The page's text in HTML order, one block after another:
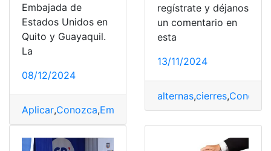
Embajada de
Estados Unidos en
Quito y Guayaquil.
La
08/12/2024
Aplicar,Conozca,Embajada,Empleo,Estados,FM,
regístrate y déjanos
un comentario en
esta
13/11/2024
alternas,cierres,Conozca